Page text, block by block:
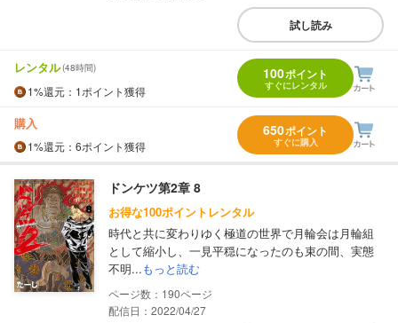
試し読み
レンタル(48時間)
1%還元 ：1ポイント獲得
100ポイント
すぐにレンタル
購入
1%還元 ：6ポイント獲得
650ポイント
すぐに購入
ドンケツ第2章 8
お得な100ポイントレンタル
時代と共に変わりゆく極道の世界で月輪会は月輪組
として縮小し、一見平穏になったのも束の間、実態
不明...もっと読む
190
配信日：2022/04/27